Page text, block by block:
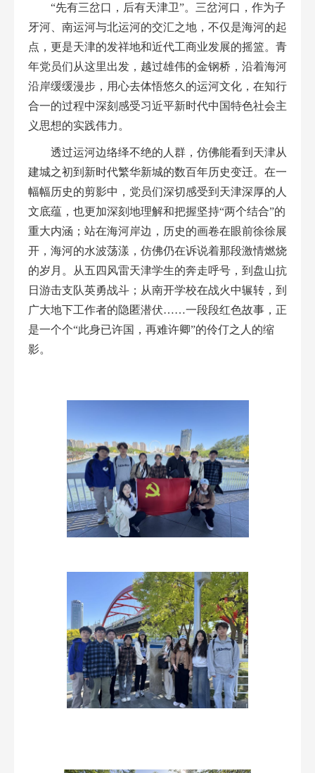
“先有三岔口，后有天津卫”。三岔河口，作为子
牙河、南运河与北运河的交汇之地，不仅是海河的起
点，更是天津的发祥地和近代工商业发展的摇篮。青
年党员们从这里出发，越过雄伟的金钢桥，沿着海河
沿岸缓缓漫步，用心去体悟悠久的运河文化，在知行
合一的过程中深刻感受习近平新时代中国特色社会主
义思想的实践伟力。
透过运河边络绎不绝的人群，仿佛能看到天津从
建城之初到新时代繁华新城的数百年历史变迁。在一
幅幅历史的剪影中，党员们深切感受到天津深厚的人
文底蕴，也更加深刻地理解和把握坚持“两个结合”的
重大内涵；站在海河岸边，历史的画卷在眼前徐徐展
开，海河的水波荡漾，仿佛仍在诉说着那段激情燃烧
的岁月。从五四风雷天津学生的奔走呼号，到盘山抗
日游击支队英勇战斗；从南开学校在战火中辗转，到
广大地下工作者的隐匿潜伏……一段段红色故事，正
是一个个“此身已许国，再难许卿”的伶仃之人的缩
影。